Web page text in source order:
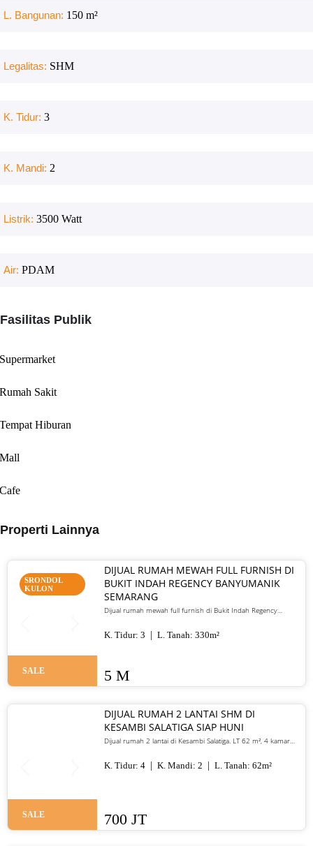
L. Bangunan: 150 m²
Legalitas: SHM
K. Tidur: 3
K. Mandi: 2
Listrik: 3500 Watt
Air: PDAM
Fasilitas Publik
Supermarket
Rumah Sakit
Tempat Hiburan
Mall
Cafe
Properti Lainnya
SRONDOL
KULON
SALE
DIJUAL RUMAH MEWAH FULL FURNISH DI
BUKIT INDAH REGENCY BANYUMANIK
SEMARANG
Dijual rumah mewah full furnish di Bukit Indah Regency
premium. Harga 5 M nego
K. Tidur: 3 L. Tanah: 330m²
5 M
SALE
DIJUAL RUMAH 2 LANTAI SHM DI
KESAMBI SALATIGA SIAP HUNI
Dijual rumah 2 lantai di Kesambi Salatiga. LT 62 m², 4 kamar
K. Tidur: 4 K. Mandi: 2 L. Tanah: 62m²
700 JT